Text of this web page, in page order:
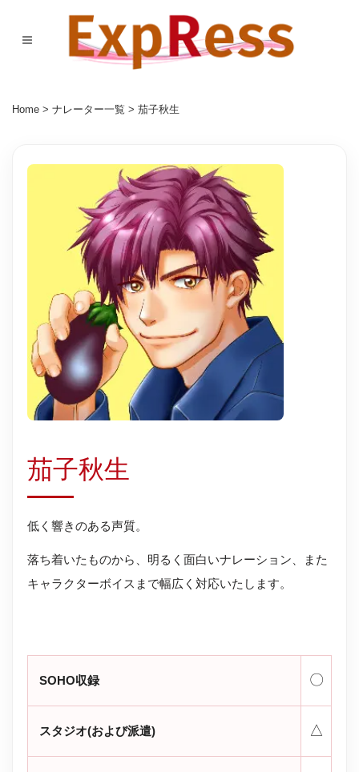
Home > ナレーター一覧 > 茄子秋生
茄子秋生
低く響きのある声質。
落ち着いたものから、明るく面白いナレーション、また
キャラクターボイスまで幅広く対応いたします。
SOHO収録 〇
スタジオ(および派遣) △